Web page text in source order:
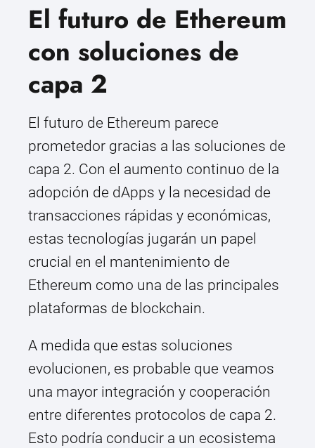
El futuro de Ethereum
con soluciones de
capa 2
El futuro de Ethereum parece
prometedor gracias a las soluciones de
capa 2. Con el aumento continuo de la
adopción de dApps y la necesidad de
transacciones rápidas y económicas,
estas tecnologías jugarán un papel
crucial en el mantenimiento de
Ethereum como una de las principales
plataformas de blockchain.
A medida que estas soluciones
evolucionen, es probable que veamos
una mayor integración y cooperación
entre diferentes protocolos de capa 2.
Esto podría conducir a un ecosistema